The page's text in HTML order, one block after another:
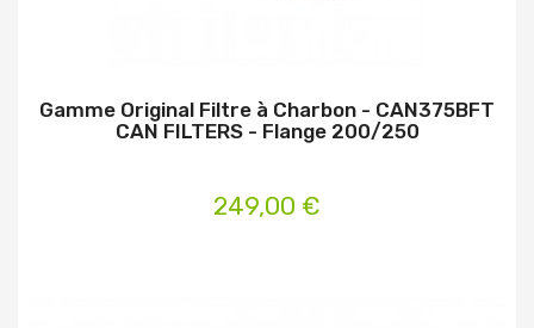
Gamme Original Filtre à Charbon - CAN375BFT
CAN FILTERS - Flange 200/250
249,00 €